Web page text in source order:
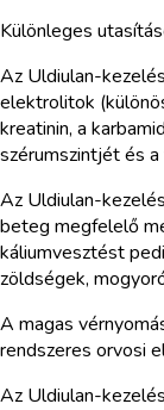
Különleges
Az Uldiulan-
elektrolitok
kreatinin, a
szérumszintjét és
Az Uldiulan-
beteg megfelelő
káliumvesztést
zöldségek,
A magas
rendszeres orvosi
Az Uldiulan-